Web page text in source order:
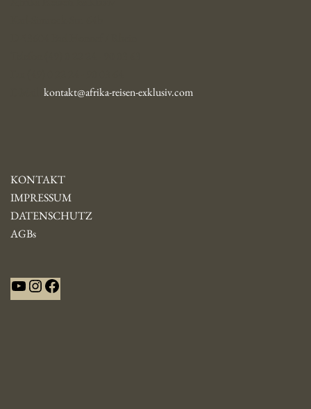
kontakt@afrika-reisen-exklusiv.com
KONTAKT
IMPRESSUM
DATENSCHUTZ
AGBs